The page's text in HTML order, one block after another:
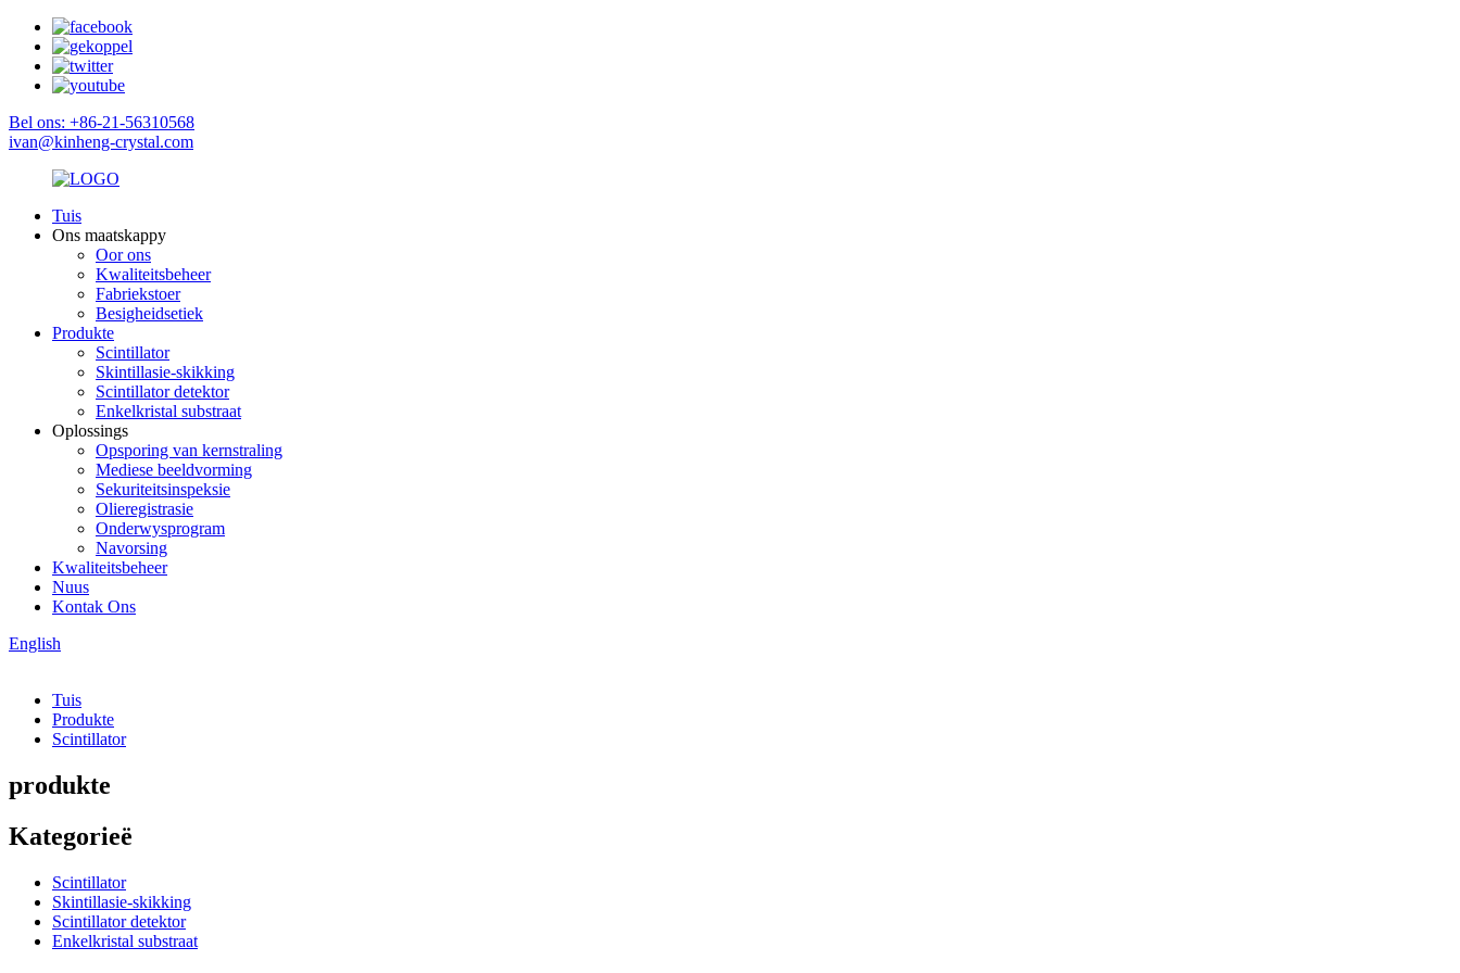
Bel ons: +86-21-56310568
ivan@kinheng-crystal.com
Tuis
Ons maatskappy
Oor ons
Kwaliteitsbeheer
Fabriekstoer
Besigheidsetiek
Produkte
Scintillator
Skintillasie-skikking
Scintillator detektor
Enkelkristal substraat
Oplossings
Opsporing van kernstraling
Mediese beeldvorming
Sekuriteitsinspeksie
Olieregistrasie
Onderwysprogram
Navorsing
Kwaliteitsbeheer
Nuus
Kontak Ons
English
Tuis
Produkte
Scintillator
produkte
Kategorieë
Scintillator
Skintillasie-skikking
Scintillator detektor
Enkelkristal substraat